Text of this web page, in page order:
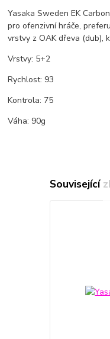
Yasaka Sweden EK
pro ofenzivní hráče,
vrstvy z OAK dřeva (dub),
Vrstvy: 5+2
Rychlost: 93
Kontrola: 75
Váha: 90g
Související